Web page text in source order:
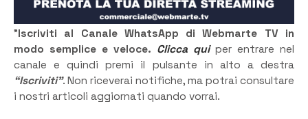
”Iscriviti al Canale WhatsApp di Webmarte TV in
modo semplice e veloce. Clicca quiper entrare nel
canale e quindi premi il pulsante in alto a destra
“Iscriviti”. Non riceverai notifiche, ma potrai consultare
i nostri articoli aggiornati quando vorrai.